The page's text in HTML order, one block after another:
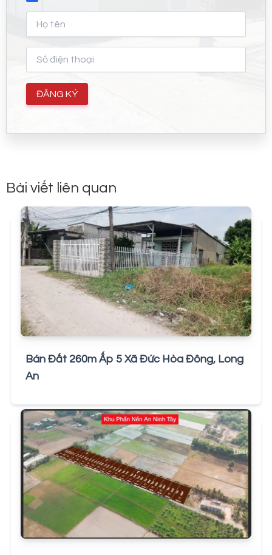
Bài viết liên quan
Bán Đất 260m Ấp 5 Xã Đức Hòa Đông, Long
An